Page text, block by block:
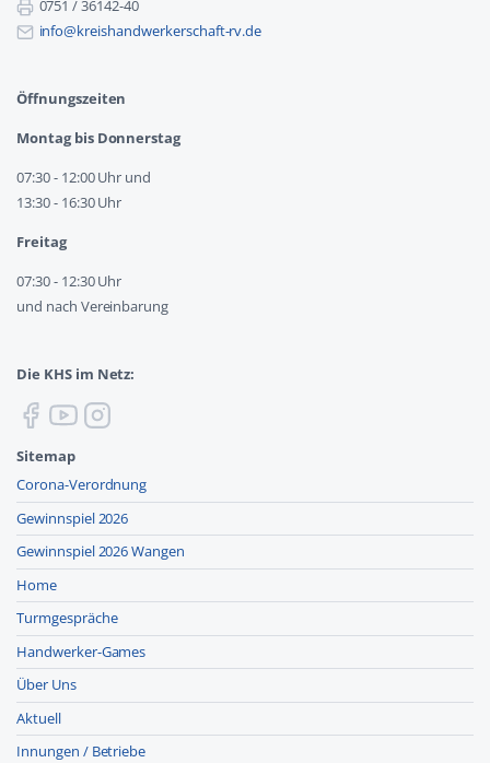
0751 / 36142-40
info@kreishandwerkerschaft-rv.de
Öffnungszeiten
Montag bis Donnerstag
07:30 - 12:00 Uhr und
13:30 - 16:30 Uhr
Freitag
07:30 - 12:30 Uhr
und nach Vereinbarung
Die KHS im Netz:
Sitemap
Corona-Verordnung
Gewinnspiel 2026
Gewinnspiel 2026 Wangen
Home
Turmgespräche
Handwerker-Games
Über Uns
Aktuell
Innungen / Betriebe